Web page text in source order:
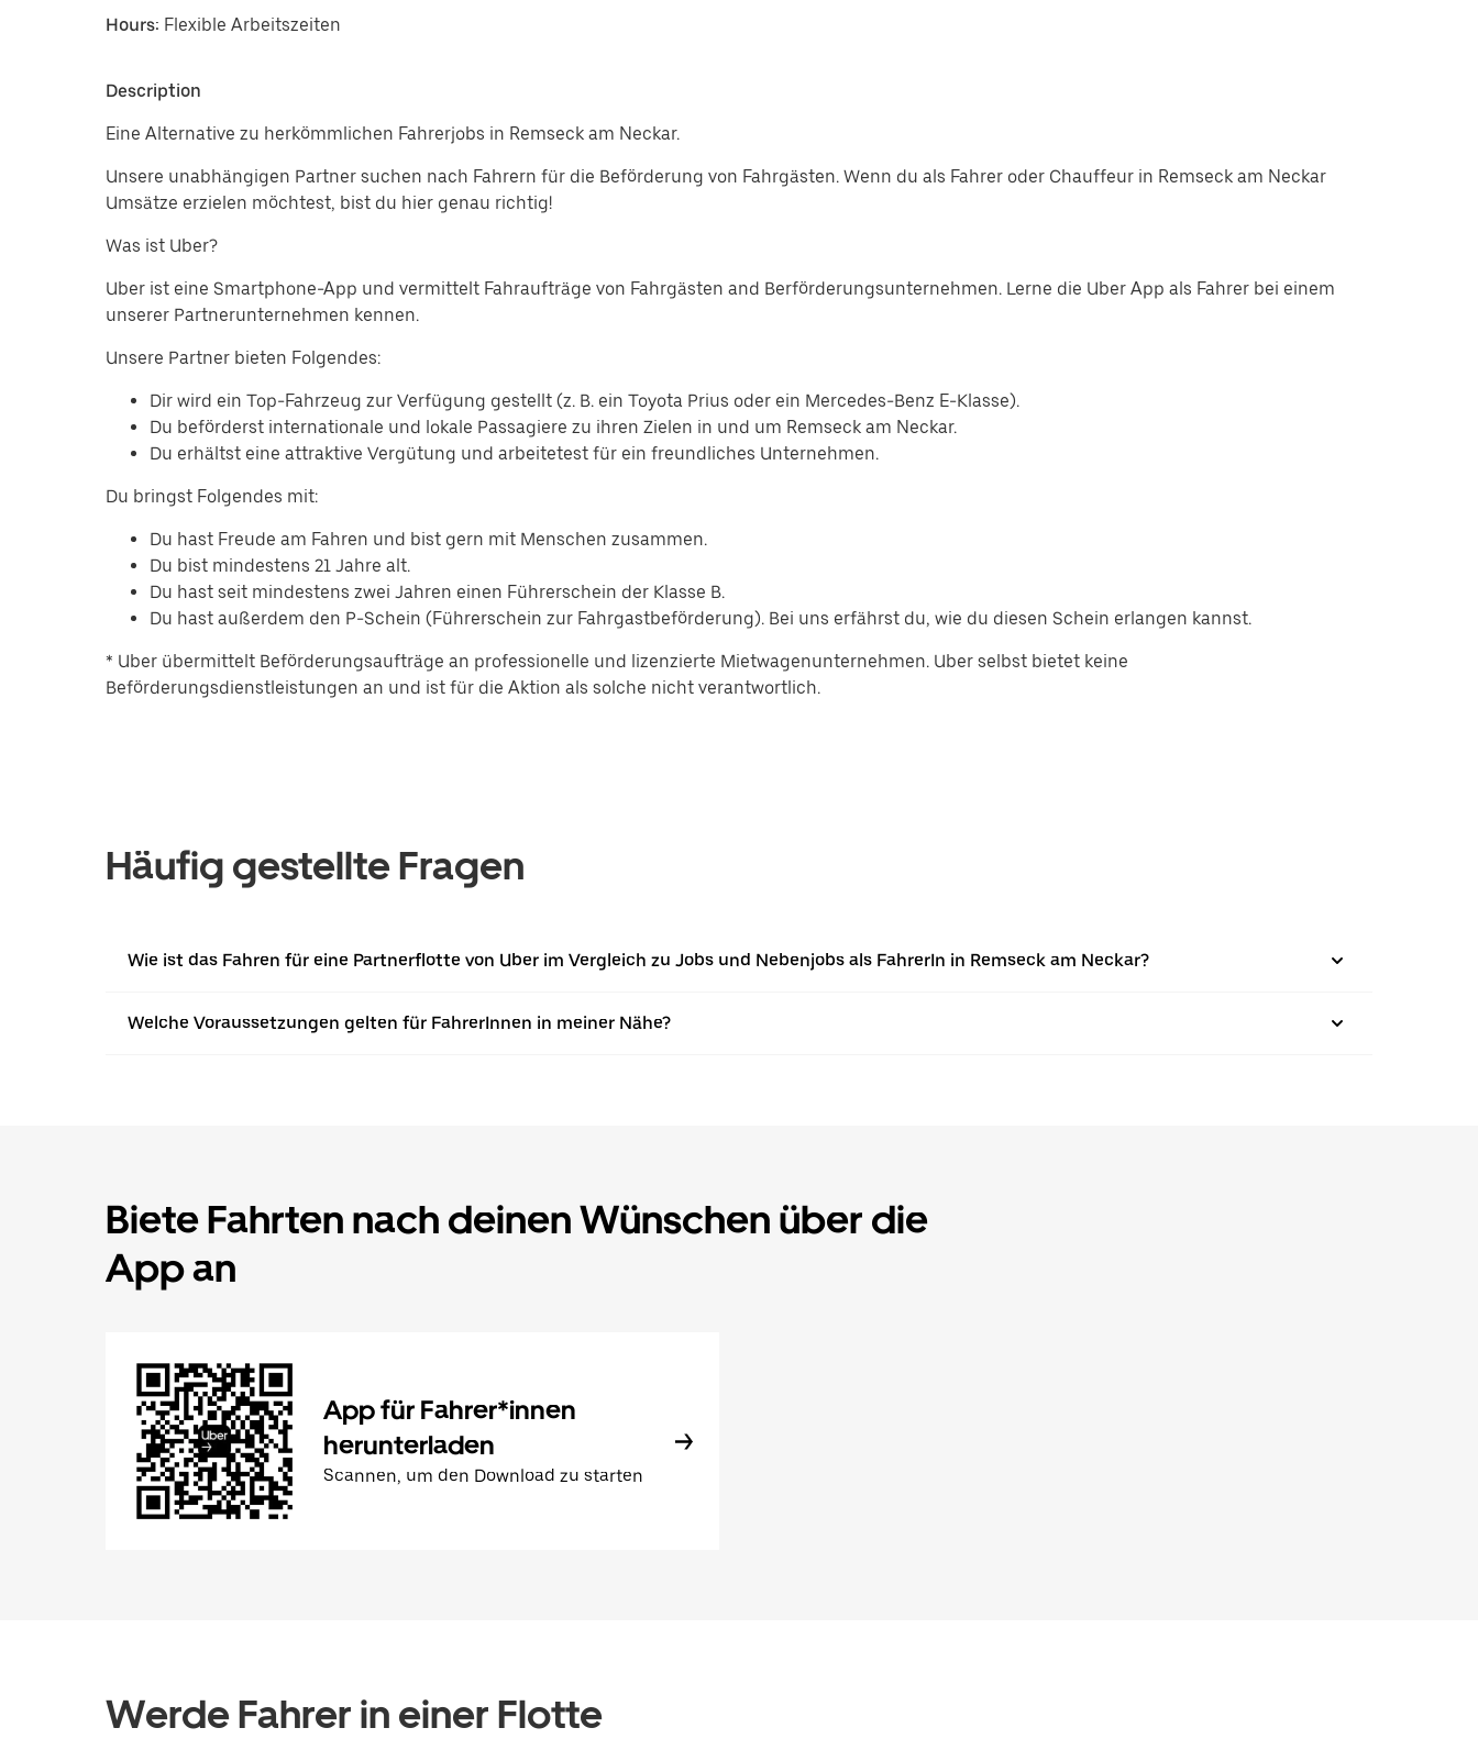
Hours: Flexible Arbeitszeiten
Description
Eine Alternative zu herkömmlichen Fahrerjobs in Remseck am Neckar.
Unsere unabhängigen Partner suchen nach Fahrern für die Beförderung von Fahrgästen. Wenn du als Fahrer oder Chauffeur in Remseck am Neckar
Umsätze erzielen möchtest, bist du hier genau richtig!
Was ist Uber?
Uber ist eine Smartphone-App und vermittelt Fahraufträge von Fahrgästen and Berförderungsunternehmen. Lerne die Uber App als Fahrer bei einem
unserer Partnerunternehmen kennen.
Unsere Partner bieten Folgendes:
Dir wird ein Top-Fahrzeug zur Verfügung gestellt (z. B. ein Toyota Prius oder ein Mercedes-Benz E-Klasse).
Du beförderst internationale und lokale Passagiere zu ihren Zielen in und um Remseck am Neckar.
Du erhältst eine attraktive Vergütung und arbeitetest für ein freundliches Unternehmen.
Du bringst Folgendes mit:
Du hast Freude am Fahren und bist gern mit Menschen zusammen.
Du bist mindestens 21 Jahre alt.
Du hast seit mindestens zwei Jahren einen Führerschein der Klasse B.
Du hast außerdem den P-Schein (Führerschein zur Fahrgastbeförderung). Bei uns erfährst du, wie du diesen Schein erlangen kannst.
* Uber übermittelt Beförderungsaufträge an professionelle und lizenzierte Mietwagenunternehmen. Uber selbst bietet keine
Beförderungsdienstleistungen an und ist für die Aktion als solche nicht verantwortlich.
Häufig gestellte Fragen
Wie ist das Fahren für eine Partnerflotte von Uber im Vergleich zu Jobs und Nebenjobs als FahrerIn in Remseck am Neckar?
Welche Voraussetzungen gelten für FahrerInnen in meiner Nähe?
Biete Fahrten nach deinen Wünschen über die
App an
App für Fahrer*innen
herunterladen
Scannen, um den Download zu starten
Werde Fahrer in einer Flotte